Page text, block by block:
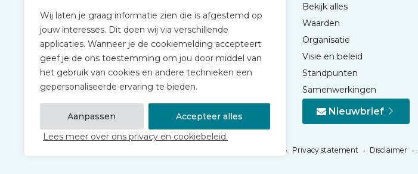
Wij laten je graag informatie zien die is afgestemd op
jouw interesses. Dit doen wij via verschillende
applicaties. Wanneer je de cookiemelding accepteert
geef je de ons toestemming om jou door middel van
het gebruik van cookies en andere technieken een
gepersonaliseerde ervaring te bieden.
Aanpassen
Accepteer alles
Lees meer over ons privacy en cookiebeleid.
Bekijk alles
Waarden
Organisatie
Visie en beleid
Standpunten
Samenwerkingen
Nieuwbrief
Privacy statement Disclaimer